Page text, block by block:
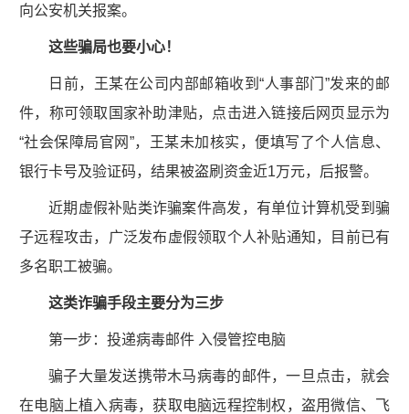
向公安机关报案。
这些骗局也要小心！
日前，王某在公司内部邮箱收到“人事部门”发来的邮
件，称可领取国家补助津贴，点击进入链接后网页显示为
“社会保障局官网”，王某未加核实，便填写了个人信息、
银行卡号及验证码，结果被盗刷资金近1万元，后报警。
近期虚假补贴类诈骗案件高发，有单位计算机受到骗
子远程攻击，广泛发布虚假领取个人补贴通知，目前已有
多名职工被骗。
这类诈骗手段主要分为三步
第一步：投递病毒邮件 入侵管控电脑
骗子大量发送携带木马病毒的邮件，一旦点击，就会
在电脑上植入病毒，获取电脑远程控制权，盗用微信、飞